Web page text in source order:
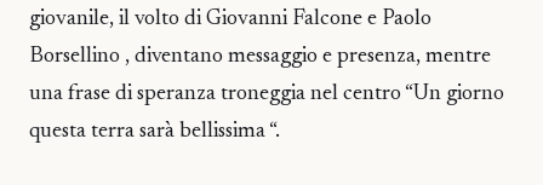
giovanile, il volto di Giovanni Falcone e Paolo
Borsellino , diventano messaggio e presenza, mentre
una frase di speranza troneggia nel centro “Un giorno
questa terra sarà bellissima “.